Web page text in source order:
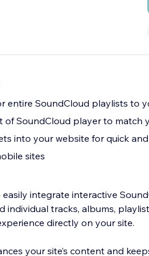
entire SoundCloud playlists to
SoundCloud player to match
into your website for quick
sites
integrate interactive
individual tracks, albums,
directly on your site.
your site’s content and